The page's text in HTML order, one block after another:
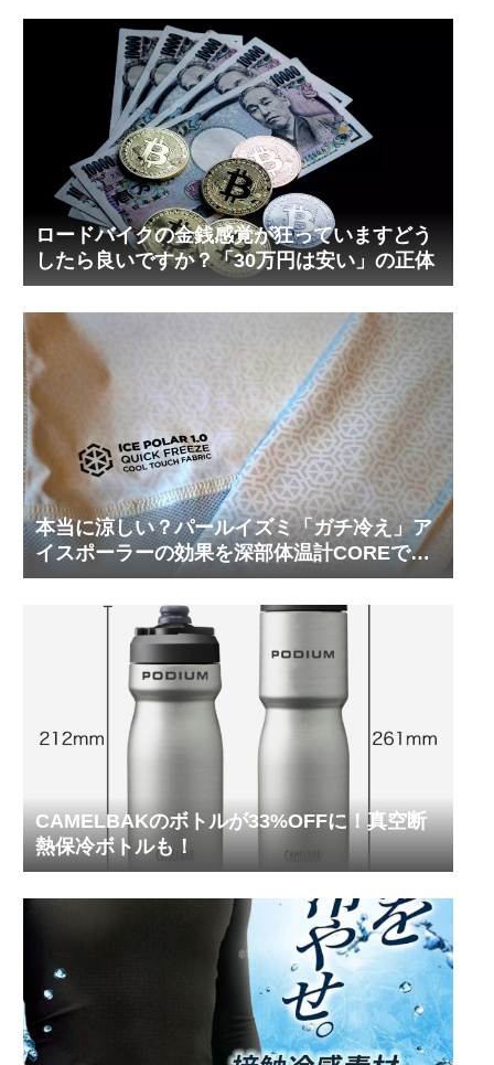
ロードバイクの金銭感覚が狂っていますどう
したら良いですか？「30万円は安い」の正体
本当に涼しい？パールイズミ「ガチ冷え」ア
イスポーラーの効果を深部体温計COREで測
ってみた
CAMELBAKのボトルが33%OFFに！真空断
熱保冷ボトルも！